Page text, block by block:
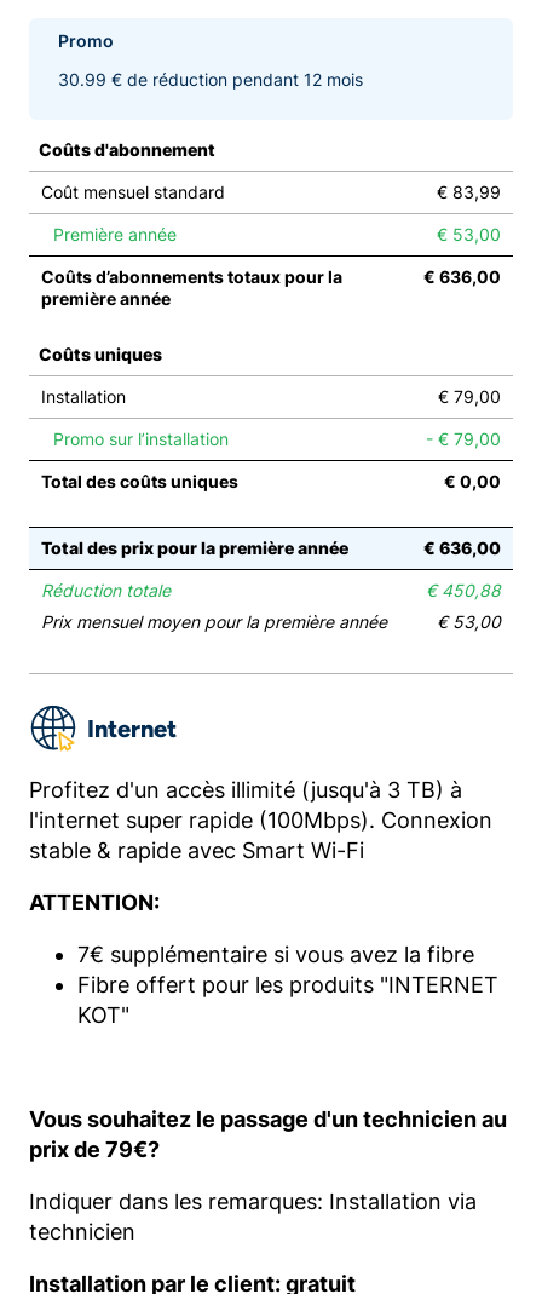
Promo
30.99 € de réduction pendant 12 mois
Coûts d'abonnement
Coût mensuel standard € 83,99
Première année € 53,00
Coûts d’abonnements totaux pour la
première année
€ 636,00
Coûts uniques
Installation € 79,00
Promo sur l’installation - € 79,00
Total des coûts uniques € 0,00
Total des prix pour la première année € 636,00
Réduction totale
€ 450,88
Prix mensuel moyen pour la première année
€ 53,00
Internet
Profitez d'un accès illimité (jusqu'à 3 TB) à
l'internet super rapide (100Mbps). Connexion
stable & rapide avec Smart Wi-Fi
ATTENTION:
7€ supplémentaire si vous avez la fibre
Fibre offert pour les produits "INTERNET
KOT"
Vous souhaitez le passage d'un technicien au
prix de 79€?
Indiquer dans les remarques: Installation via
technicien
Installation par le client: gratuit